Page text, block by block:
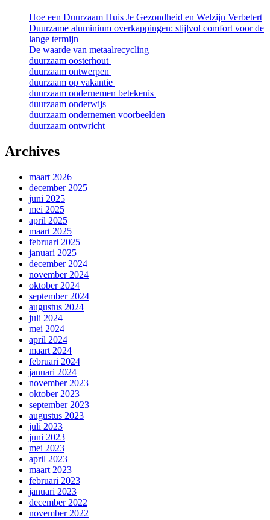
Hoe een Duurzaam Huis Je Gezondheid en Welzijn Verbetert
Duurzame aluminium overkappingen: stijlvol comfort voor de
lange termijn
De waarde van metaalrecycling
duurzaam oosterhout
duurzaam ontwerpen
duurzaam op vakantie
duurzaam ondernemen betekenis
duurzaam onderwijs
duurzaam ondernemen voorbeelden
duurzaam ontwricht
Archives
maart 2026
december 2025
juni 2025
mei 2025
april 2025
maart 2025
februari 2025
januari 2025
december 2024
november 2024
oktober 2024
september 2024
augustus 2024
juli 2024
mei 2024
april 2024
maart 2024
februari 2024
januari 2024
november 2023
oktober 2023
september 2023
augustus 2023
juli 2023
juni 2023
mei 2023
april 2023
maart 2023
februari 2023
januari 2023
december 2022
november 2022